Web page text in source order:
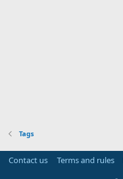
Tags
Contact us Terms and rules